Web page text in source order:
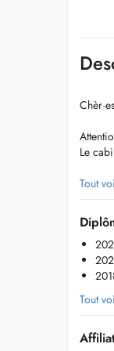
Le
Tel:
Le
du
Tout
Tout